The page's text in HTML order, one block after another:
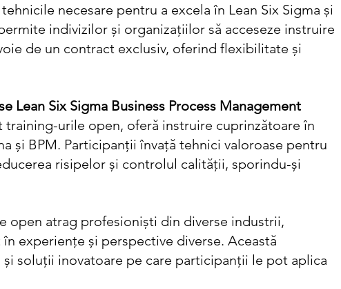
necesare pentru a excela în Lean Six Sigma și
indivizilor și organizațiilor să acceseze instruire
de un contract exclusiv, oferind flexibilitate și
Lean Six Sigma Business Process Management
urile open, oferă instruire cuprinzătoare în
și BPM. Participanții învață tehnici valoroase pentru
risipelor și controlul calității, sporindu-și
open atrag profesioniști din diverse industrii,
experiențe și perspective diverse. Această
soluții inovatoare pe care participanții le pot aplica